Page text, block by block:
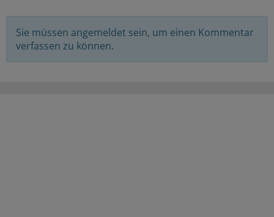
Sie müssen angemeldet sein, um einen Kommentar
verfassen zu können.